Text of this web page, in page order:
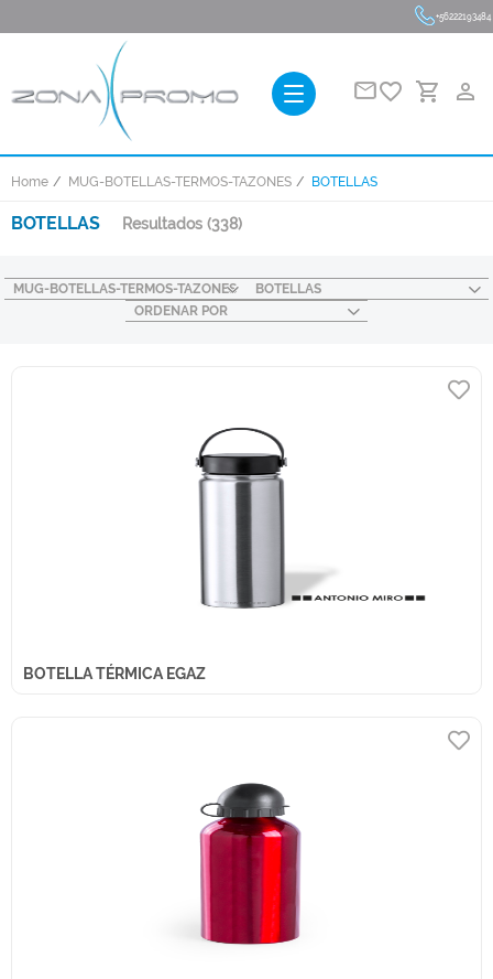
+56222193484
favorite_border person_outline
Home MUG-BOTELLAS-TERMOS-TAZONES BOTELLAS
BOTELLAS Resultados (338)
MUG-BOTELLAS-TERMOS-TAZONES
BOTELLAS
ORDENAR POR
BOTELLA TÉRMICA EGAZ